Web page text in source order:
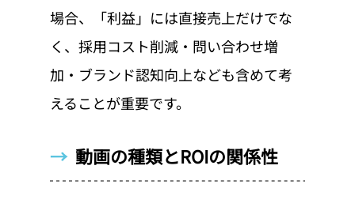
場合、「利益」には直接売上だけでな
く、採用コスト削減・問い合わせ増
加・ブランド認知向上なども含めて考
えることが重要です。
→ 動画の種類とROIの関係性